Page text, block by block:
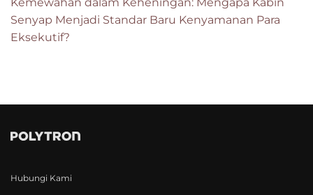
Senyap Menjadi Standar Baru Kenyamanan Para
Eksekutif?
Hubungi Kami